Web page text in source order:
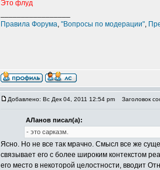
Это флуд
Правила Форума, "Вопросы по модерации",
Добавлено: Вс Дек 04, 2011 12:54 pm Заголовок
АЛанов писал(а):
- это сарказм.
Ясно. Но не все так мрачно. Смысл все же
связывает его с более широким контекстом
его место в некоторой целостности, вводит